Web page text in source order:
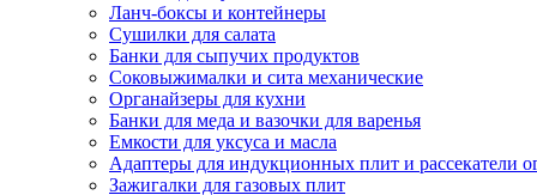
Ланч-боксы и контейнеры
Сушилки для салата
Банки для сыпучих продуктов
Соковыжималки и сита механические
Органайзеры для кухни
Банки для меда и вазочки для варенья
Емкости для уксуса и масла
Адаптеры для индукционных плит и рассекатели
Зажигалки для газовых плит